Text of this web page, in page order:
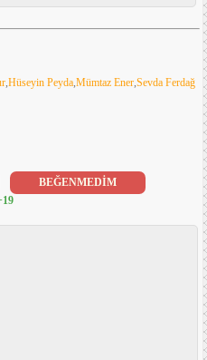
,Hüseyin Peyda,Mümtaz Ener,Sevda Ferdağ
BEĞENMEDİM